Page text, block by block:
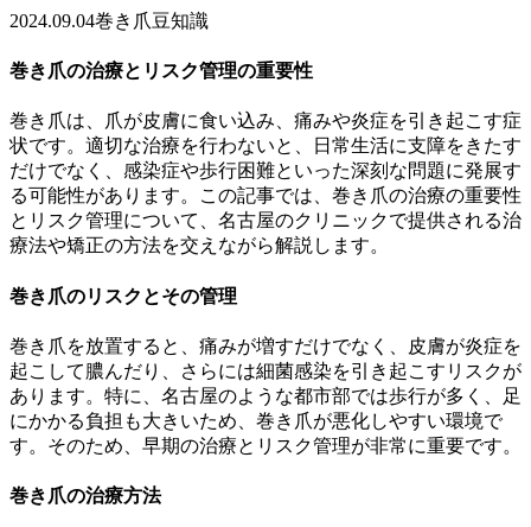
2024.09.04巻き爪豆知識
巻き爪の治療とリスク管理の重要性
巻き爪は、爪が皮膚に食い込み、痛みや炎症を引き起こす症
状です。適切な治療を行わないと、日常生活に支障をきたす
だけでなく、感染症や歩行困難といった深刻な問題に発展す
る可能性があります。この記事では、巻き爪の治療の重要性
とリスク管理について、名古屋のクリニックで提供される治
療法や矯正の方法を交えながら解説します。
巻き爪のリスクとその管理
巻き爪を放置すると、痛みが増すだけでなく、皮膚が炎症を
起こして膿んだり、さらには細菌感染を引き起こすリスクが
あります。特に、名古屋のような都市部では歩行が多く、足
にかかる負担も大きいため、巻き爪が悪化しやすい環境で
す。そのため、早期の治療とリスク管理が非常に重要です。
巻き爪の治療方法